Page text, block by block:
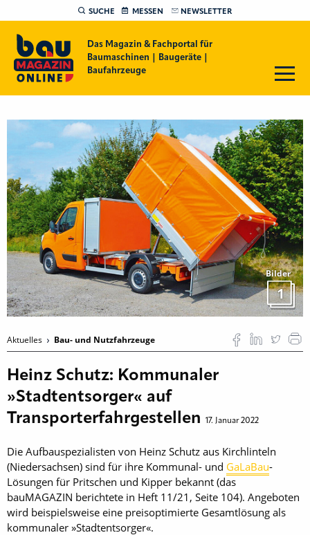
SUCHE MESSEN NEWSLETTER
Das Magazin & Fachportal für
Baumaschinen | Baugeräte |
Baufahrzeuge
Bilder
1
Aktuelles Bau- und Nutzfahrzeuge
Heinz Schutz: Kommunaler
»Stadtentsorger« auf
Transporterfahrgestellen
17. Januar 2022
Die Aufbauspezialisten von Heinz Schutz aus Kirchlinteln
(Niedersachsen) sind für ihre Kommunal- und GaLaBau-
Lösungen für Pritschen und Kipper bekannt (das
bauMAGAZIN berichtete in Heft 11/21, Seite 104). Angeboten
wird beispielsweise eine preisoptimierte Gesamtlösung als
kommunaler »Stadtentsorger«.